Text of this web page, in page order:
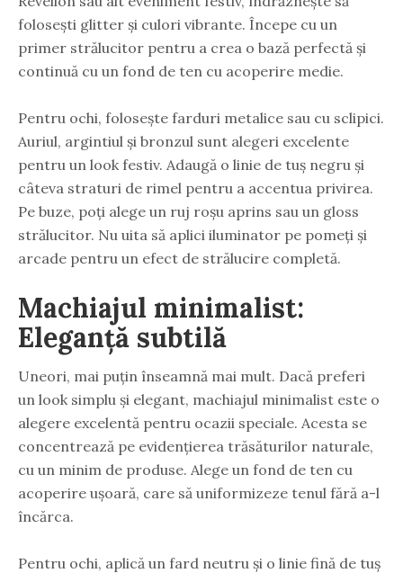
folosești glitter și culori vibrante. Începe cu un
primer strălucitor pentru a crea o bază perfectă și
continuă cu un fond de ten cu acoperire medie.
Pentru ochi, folosește farduri metalice sau cu sclipici.
Auriul, argintiul și bronzul sunt alegeri excelente
pentru un look festiv. Adaugă o linie de tuș negru și
câteva straturi de rimel pentru a accentua privirea.
Pe buze, poți alege un ruj roșu aprins sau un gloss
strălucitor. Nu uita să aplici iluminator pe pomeți și
arcade pentru un efect de strălucire completă.
Machiajul minimalist:
Eleganță subtilă
Uneori, mai puțin înseamnă mai mult. Dacă preferi
un look simplu și elegant, machiajul minimalist este o
alegere excelentă pentru ocazii speciale. Acesta se
concentrează pe evidențierea trăsăturilor naturale,
cu un minim de produse. Alege un fond de ten cu
acoperire ușoară, care să uniformizeze tenul fără a-l
încărca.
Pentru ochi, aplică un fard neutru și o linie fină de tuș